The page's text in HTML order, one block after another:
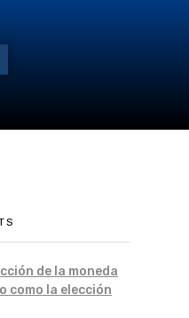
de la moneda
como la elección